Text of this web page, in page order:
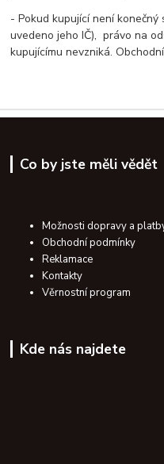
- Pokud kupující není
uvedeno jeho IČ), právo na
kupujícímu nevzniká.
Co by jste měli vědět
Možnosti dopravy a
Obchodní podmínky
Reklamace
Kontakty
Věrnostní program
Kde nás najdete